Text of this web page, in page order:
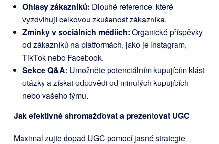
Ohlasy zákazníků: Dlouhé reference, které
vyzdvihují celkovou zkušenost zákazníka.
Zmínky v sociálních médiích: Organické příspěvky
od zákazníků na platformách, jako je Instagram,
TikTok nebo Facebook.
Sekce Q&A: Umožněte potenciálním kupujícím klást
otázky a získat odpovědi od minulých kupujících
nebo vašeho týmu.
Jak efektivně shromažďovat a prezentovat UGC
Maximalizujte dopad UGC pomocí jasné strategie